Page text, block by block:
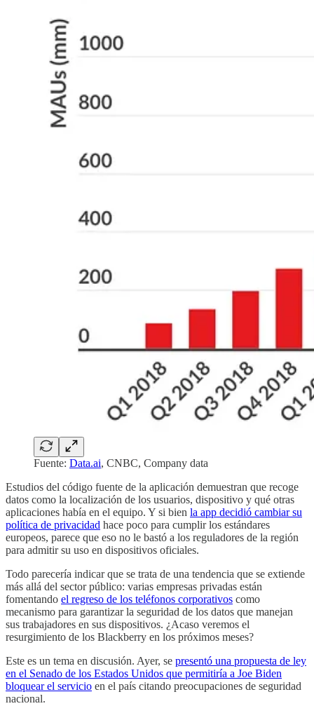
Fuente: Data.ai, CNBC, Company data
Estudios del código fuente de la aplicación demuestran que recoge
datos como la localización de los usuarios, dispositivo y qué otras
aplicaciones había en el equipo. Y si bien la app decidió cambiar su
política de privacidad hace poco para cumplir los estándares
europeos, parece que eso no le bastó a los reguladores de la región
para admitir su uso en dispositivos oficiales.
Todo parecería indicar que se trata de una tendencia que se extiende
más allá del sector público: varias empresas privadas están
fomentando el regreso de los teléfonos corporativos como
mecanismo para garantizar la seguridad de los datos que manejan
sus trabajadores en sus dispositivos. ¿Acaso veremos el
resurgimiento de los Blackberry en los próximos meses?
Este es un tema en discusión. Ayer, se presentó una propuesta de ley
en el Senado de los Estados Unidos que permitiría a Joe Biden
bloquear el servicio en el país citando preocupaciones de seguridad
nacional.